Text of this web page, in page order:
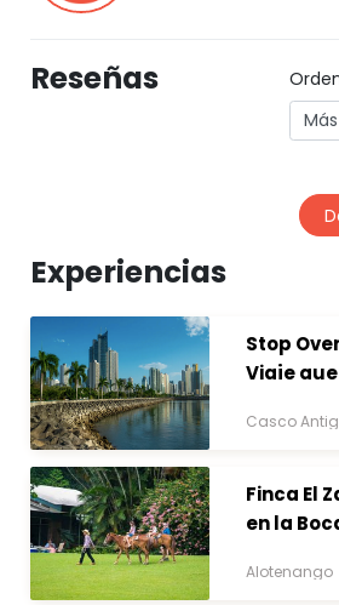
Reseñas
Experiencias
Stop
Viaje
Casco
Finca El
en la
Alotenango